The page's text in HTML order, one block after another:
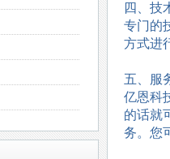
四、技
专门的
方式进
五、服
亿恩科
的话就
务。您